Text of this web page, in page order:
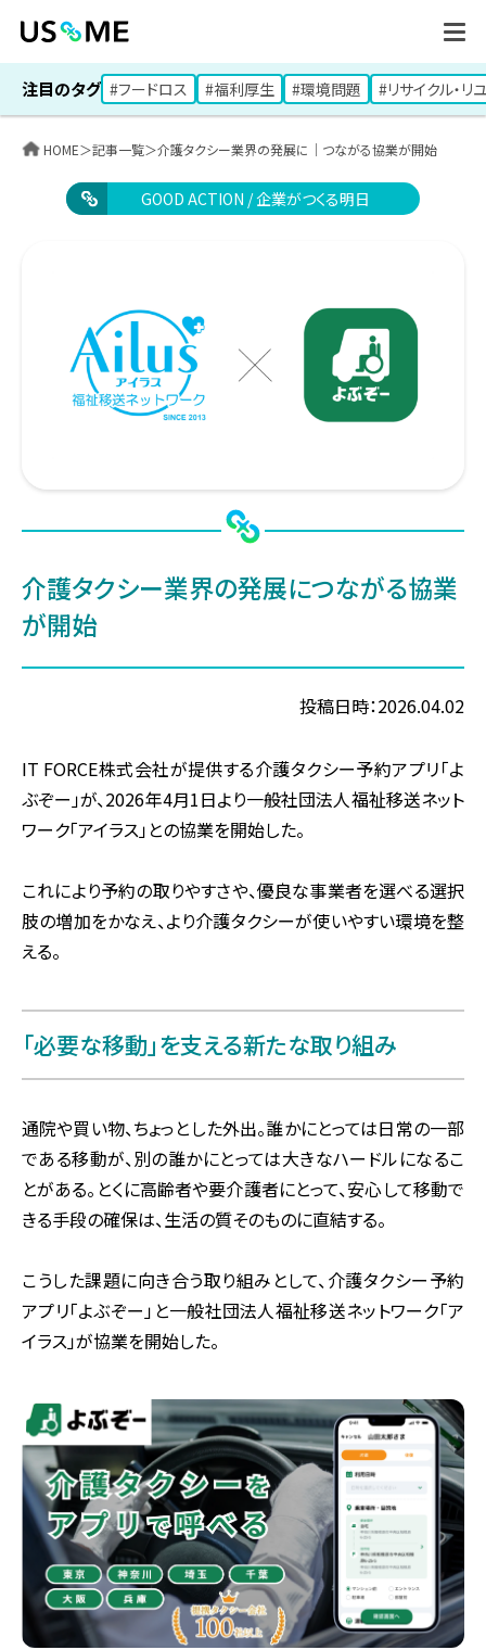
注目のタグ #フードロス #福利厚生 #環境問題 #リサイクル・リ
HOME＞記事一覧＞介護タクシー業界の発展に｜つながる協業が開始
GOOD ACTION / 企業がつくる明日
介護タクシー業界の発展につながる協業
が開始
投稿日時：2026.04.02
IT FORCE株式会社が提供する介護タクシー予約アプリ「よ
ぶぞー」が、2026年4月1日より一般社団法人福祉移送ネット
ワーク「アイラス」との協業を開始した。
これにより予約の取りやすさや、優良な事業者を選べる選択
肢の増加をかなえ、より介護タクシーが使いやすい環境を整
える。
「必要な移動」を支える新たな取り組み
通院や買い物、ちょっとした外出。誰かにとっては日常の一部
である移動が、別の誰かにとっては大きなハードルになるこ
とがある。とくに高齢者や要介護者にとって、安心して移動で
きる手段の確保は、生活の質そのものに直結する。
こうした課題に向き合う取り組みとして、介護タクシー予約
アプリ「よぶぞー」と一般社団法人福祉移送ネットワーク「ア
イラス」が協業を開始した。